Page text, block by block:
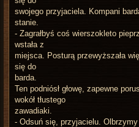
swojego przyjaciela. Kompani
stanie.
- Zagrałbyś coś wierszokleto
wstała z
miejsca. Posturą przewyższała
się do
barda.
Ten podniósł głowę, zapewne
wokół tłustego
zawadiaki.
- Odsuń się, przyjacielu. Olbrzymy